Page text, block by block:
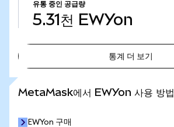
유통 중인 공급량
5.31천 EWYon
통계 더 보기
MetaMask에서 EWYon 사용 방법
EWYon 구매